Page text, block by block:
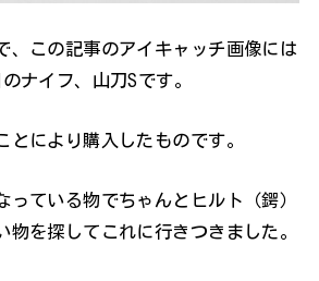
、この記事のアイキャッチ画像には
ナイフ、山刀Sです。
とにより購入したものです。
っている物でちゃんとヒルト（鍔）
物を探してこれに行きつきました。